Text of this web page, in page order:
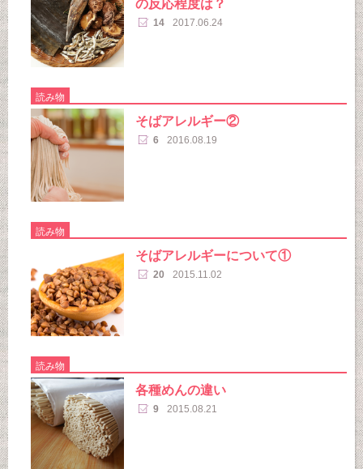
の反応程度は？
14 2017.06.24
読み物
そばアレルギー②
6 2016.08.19
読み物
そばアレルギーについて①
20 2015.11.02
読み物
各種めんの違い
9 2015.08.21